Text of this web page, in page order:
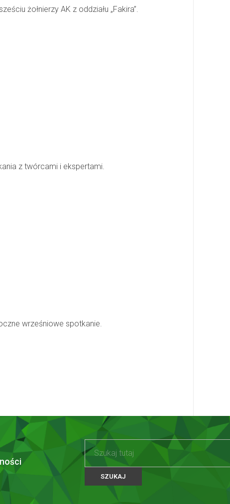
żołnierzy AK z oddziału „Fakira”.
z twórcami i ekspertami.
wrześniowe spotkanie.